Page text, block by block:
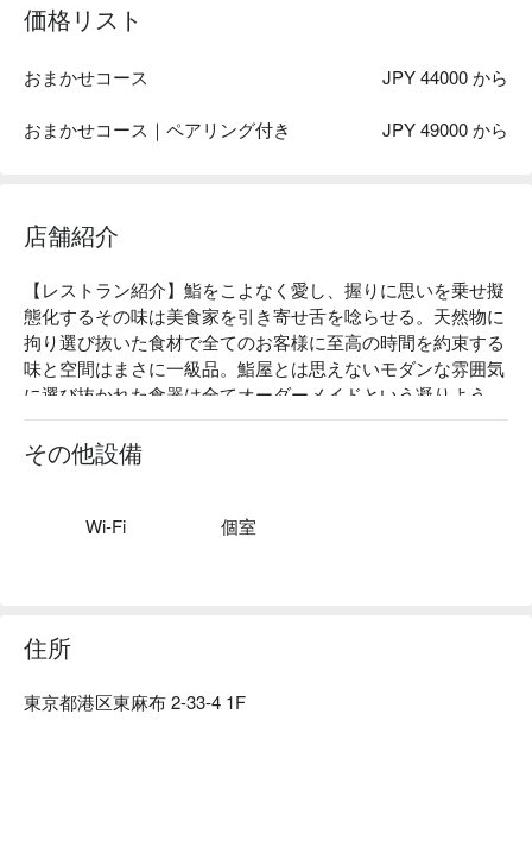
価格リスト
おまかせコース JPY 44000 から
おまかせコース｜ペアリング付き JPY 49000 から
店舗紹介
【レストラン紹介】鮨をこよなく愛し、握りに思いを乗せ擬
態化するその味は美食家を引き寄せ舌を唸らせる。天然物に
拘り選び抜いた食材で全てのお客様に至高の時間を約束する
味と空間はまさに一級品。鮨屋とは思えないモダンな雰囲気
に選び抜かれた食器は全てオーダーメイドという凝りよう。
東麻布に新時代の風を吹かす名店へ誘う。
【こだわりの食材】素材は豊洲市場から直送で届けられま
す。当店では天然食材に拘り、安心してお口に運んでいただ
り揃えております。
有田焼を採用。200 を超える窯元に自ら行き特注で作っても
り有田 400 年の歴史と鮨のコントラストが一級品。器と鮨に
その他設備
Wi-Fi 個室
住所
東京都港区東麻布 2-33-4 1F